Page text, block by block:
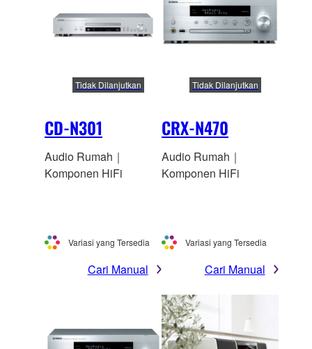
CD-N301
Tidak Dilanjutkan
Audio Rumah｜
Komponen HiFi
Variasi yang Tersedia
Cari Manual
CRX-N470
Tidak Dilanjutkan
Audio Rumah｜
Komponen HiFi
Variasi yang Tersedia
Cari Manual